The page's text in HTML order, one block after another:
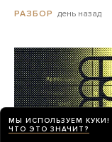
РАЗБОР день назад
МЫ ИСПОЛЬЗУЕМ КУКИ!
ЧТО ЭТО ЗНАЧИТ?